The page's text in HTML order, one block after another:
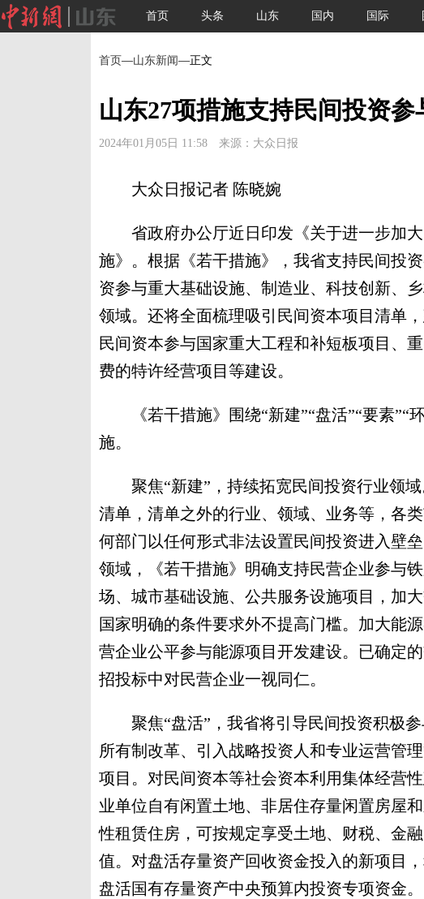
首页 头条 山东 国内 国际
首页—山东新闻—正文
山东27项措施支持民间投资
2024年01月05日 11:58 来源：大众日报
大众日报记者 陈晓婉
省政府办公厅近日印发《关于进一步加大
施》。根据《若干措施》，我省支持民间投
资参与重大基础设施、制造业、科技创新、
领域。还将全面梳理吸引民间资本项目清单
民间资本参与国家重大工程和补短板项目、
费的特许经营项目等建设。
《若干措施》围绕“新建”“盘活”“要素”“
施。
聚焦“新建”，持续拓宽民间投资行业领域
清单，清单之外的行业、领域、业务等，各
何部门以任何形式非法设置民间投资进入壁
领域，《若干措施》明确支持民营企业参与
场、城市基础设施、公共服务设施项目，加
国家明确的条件要求外不提高门槛。加大能
营企业公平参与能源项目开发建设。已确定
招投标中对民营企业一视同仁。
聚焦“盘活”，我省将引导民间投资积极参
所有制改革、引入战略投资人和专业运营管
项目。对民间资本等社会资本利用集体经营
业单位自有闲置土地、非居住存量闲置房屋
性租赁住房，可按规定享受土地、财税、金
值。对盘活存量资产回收资金投入的新项目
盘活国有存量资产中央预算内投资专项资金。